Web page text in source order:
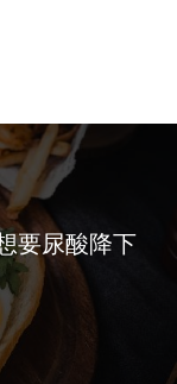
要尿酸降下